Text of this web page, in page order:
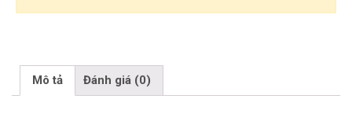
Mô tả Đánh giá (0)